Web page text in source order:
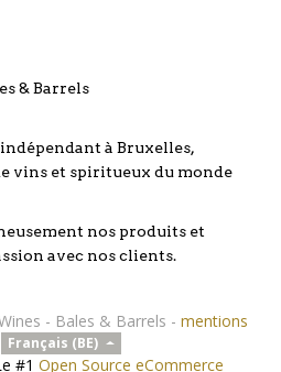
& Barrels
à Bruxelles,
vins et spiritueux du monde
nos produits et
avec nos clients.
- Bales & Barrels - mentions
Français (BE)
#1 Open Source eCommerce